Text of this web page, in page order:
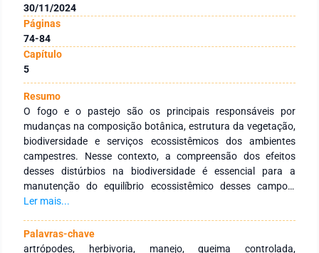
30/11/2024
Páginas
74-84
Capítulo
5
Resumo
O fogo e o pastejo são os principais responsáveis por
mudanças na composição botânica, estrutura da vegetação,
biodiversidade e serviços ecossistêmicos dos ambientes
campestres. Nesse contexto, a compreensão dos efeitos
desses distúrbios na biodiversidade é essencial para a
manutenção do equilíbrio ecossistêmico desses campos.
Baseado nisso, o objetivo deste estudo foi descrever os
do bioma Pampa, na estrutura vegetacional e na diversidade
de artrópodes. Para isso, variáveis de altura da vegetação,
Ler mais...
Palavras-chave
artrópodes, herbivoria, manejo, queima controlada,